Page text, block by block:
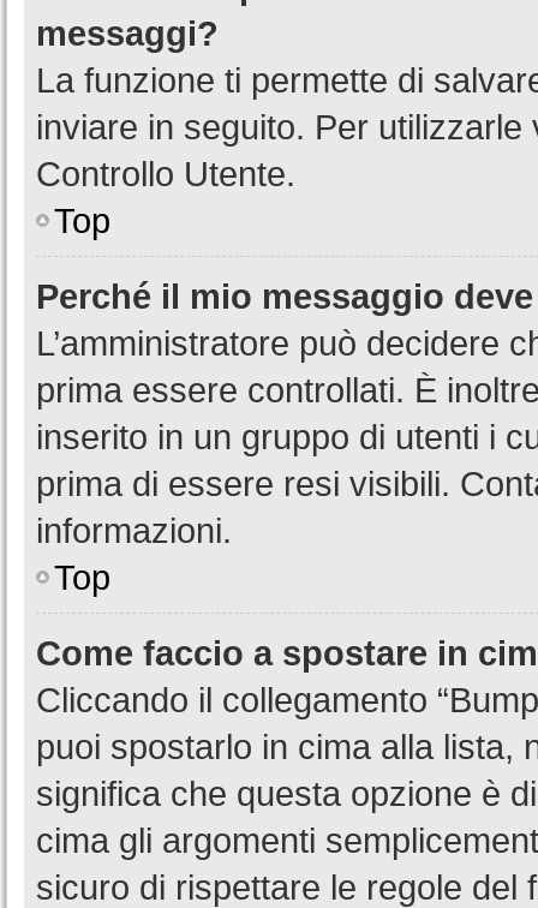
messaggi?
La funzione ti permette di
inviare in seguito. Per utilizzarle
Controllo Utente.
Top
Perché il mio messaggio
L’amministratore può decidere
prima essere controllati. È
inserito in un gruppo di utenti i
prima di essere resi visibili.
informazioni.
Top
Come faccio a spostare in
Cliccando il collegamento
puoi spostarlo in cima alla lista,
significa che questa opzione è
cima gli argomenti
sicuro di rispettare le regole del